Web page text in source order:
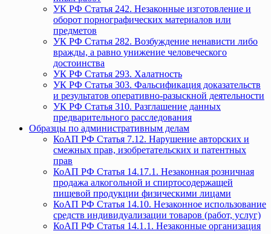
УК РФ Статья 242. Незаконные изготовление и
оборот порнографических материалов или
предметов
УК РФ Статья 282. Возбуждение ненависти либо
вражды, а равно унижение человеческого
достоинства
УК РФ Статья 293. Халатность
УК РФ Статья 303. Фальсификация доказательств
и результатов оперативно-разыскной деятельности
УК РФ Статья 310. Разглашение данных
предварительного расследования
Образцы по административным делам
КоАП РФ Статья 7.12. Нарушение авторских и
смежных прав, изобретательских и патентных
прав
КоАП РФ Статья 14.17.1. Незаконная розничная
продажа алкогольной и спиртосодержащей
пищевой продукции физическими лицами
КоАП РФ Статья 14.10. Незаконное использование
средств индивидуализации товаров (работ, услуг)
КоАП РФ Статья 14.1.1. Незаконные организация